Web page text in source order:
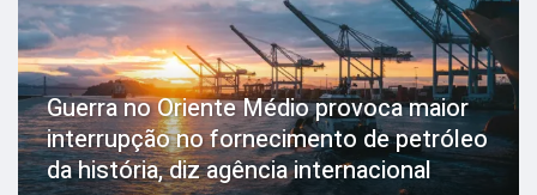
Guerra no Oriente Médio provoca maior
interrupção no fornecimento de petróleo
da história, diz agência internacional